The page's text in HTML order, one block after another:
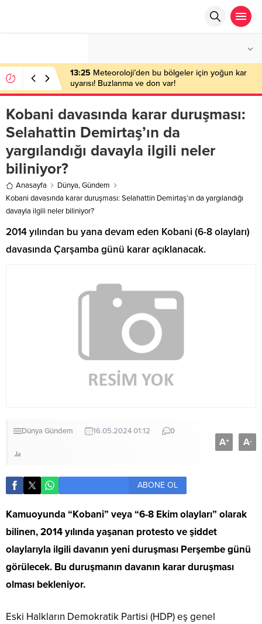
13:25 Meteoroloji’den bu bölgeler için yoğun kar
uyarısı! Buzlanma ve don var!
Kobani davasında karar duruşması:
Selahattin Demirtaş’ın da
yargılandığı davayla ilgili neler
biliniyor?
Anasayfa Dünya,Gündem
Kobani davasında karar duruşması: Selahattin Demirtaş’ın da yargılandığı
davayla ilgili neler biliniyor?
2014 yılından bu yana devam eden Kobani (6-8 olayları)
davasında Çarşamba günü karar açıklanacak.
Dünya Gündem 16.05.2024 01:12 0
A+ A-
ABONE OL
Kamuoyunda “Kobani” veya “6-8 Ekim olayları” olarak
bilinen, 2014 yılında yaşanan protesto ve şiddet
olaylarıyla ilgili davanın yeni duruşması Perşembe günü
görülecek. Bu duruşmanın davanın karar duruşması
olması bekleniyor.
Eski Halkların Demokratik Partisi (HDP) eş genel